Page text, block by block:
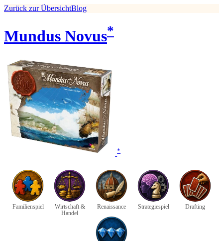
Zurück zur ÜbersichtBlog
Mundus Novus*
*
Familienspiel
Wirtschaft &
Handel
Renaissance Strategiespiel Drafting